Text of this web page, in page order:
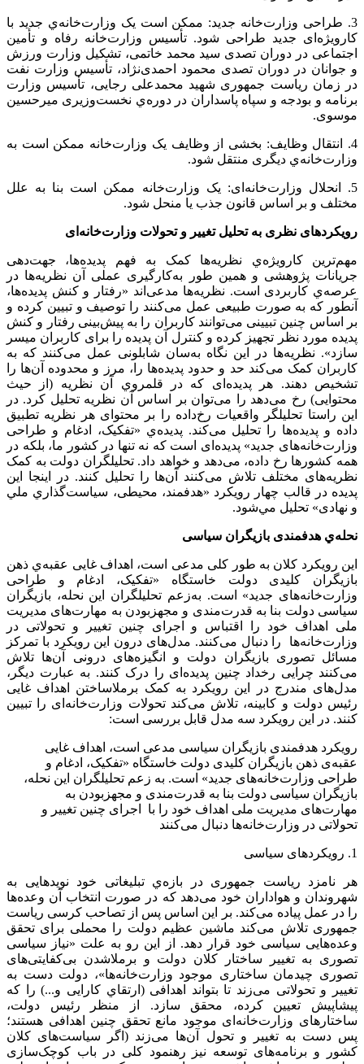
3. طراحی وزارت‌خانه جدید: ممکن است یک وزارت‌خانه‌ي جدید با
کارویژه‌ای جدید طراحی شود. تأسیس وزارت‌خانه رفاه و تأمین
اجتماعی در دوران تصدی سید محمد خاتمی، تشکیل وزارت ورزش
و جوانان در دوران تصدی محمود احمدی‌نژاد، تأسیس وزارت نفت
در زمان ریاست جمهوری شهید محمدعلی رجایی، تأسیس وزارت
برنامه و بودجه و سپاه پاسداران در دوره‌ي نخست‌وزیری میرحسین
موسوی.
4. انتقال وظایف: بخشی از وظایف یک وزارت‌خانه ممکن است به
وزارت‌خانه‌ي دیگری منتقل شود.
5. انحلال وزارت‌خانه‌ای: یک وزارت‌خانه ممکن است بنا به علل
مختلف و بر اساس قانون جذب یا منحل شود.
رویکردهای نظری به تحلیل تغییر و تحولات وزارت‌خانه‌ای
مهم‌ترین کارویژه‌ي نظریه‌ها کمک به فهم پدیده‌ها، جهت‌دهی
جریانات پژوهشی و همین طور به‌کارگیری عملی آن نظریه‌ها در
عرصه‌ي کاربردی است. نظریه‌ها مدعی‌اند «رفتار و کنش پدیده‌ها،
آنطور که به صورت طبیعی عمل می‌کنند را توصیف و تبیین کرده و
بر اساس چنین تبیینی می‌توانند کاربران را به پیش‌بینی رفتار و کنش
پدیده مورد نظر تجهیز کرده و کنترل آن پدیده را برای کاربران میسر
سازد». نظریه‌ها در این نگاه به‌سان شابلونی عمل می‌کنند که به
کاربران کمک می‌کند حد و حدود پدیده‌ها را، مرز و محدوده آن‌ها را
تشخیص دهند. هر پدیده‌ای که در قلمروي آن نظریه (از حیث
محتوایی) رخ می‌دهد را می‌توان بر اساس آن نظریه تحلیل کرد. در
این راستا تحلیلگر واقعیات رخ‌داده را بر محتوای هر نظریه تطبیق
داده و پدیده‌ها را تحلیل می‌کند. پدیده‌ي «تفکیک، ادغام و طراحی
وزارت‌خانه‌های جدید» پدیده‌ای است که نه تنها در کشور ما، بلکه در
همه کشورها رخ داده، می‌دهد و خواهد داد. تحلیلگران دولت به کمک
نظریه‌های مختلف تلاش می‌کنند آن‌ها را تحلیل کنند. در اينجا این
پدیده در قالب چهار رویکرد «هدفمند، محیطی، سياست‌گذاري ملي
و نهادی» تحلیل مي‌شود.
نحله‌ي هدفمندی بازیگران سیاسی
این رویکرد کلان به طور کلی مدعی است، اهداف غایی عقبه‌ي ذهن
بازیگران کلیدی دولت خاستگاه «تفکیک، ادغام و طراحی
وزارت‌خانه‌های جدید» است. به‌زعم تحلیلگران این نحله، بازیگران
سیاسی دولت بنا به قدرت‌مندی و مجهزبودن به مهارت‌های مدیریت
ملی اهداف خود را اقتباس و اجرای چنین تغییر و تحولاتی در
وزارت‌خانه‌ها را دنبال می‌کنند. مدل‌های درون این رویکرد با تمرکز
مسائل تصوری بازیگران دولت و انگیزه‌های درونی آن‌ها تلاش
می‌کنند چرایی رخداد چنین پدیده‌ای را درک کنند. به عبارت دیگر،
مدل‌های مندرج در این رویکرد به کمک برملاساختن اهداف غایی
رئیس دولت و کابینه، تلاش می‌کند تحولات وزارت‌خانه‌ای را تبیین
کنند. در این رویکرد سه مدل قابل بررسی است:
رویکرد هدفمندی بازیگران سیاسی مدعی است، اهداف غایی
عقبه‌ی ذهن بازیگران کلیدی دولت خاستگاه «تفکیک، ادغام و
طراحی وزارت‌خانه‌های جدید» است. به زعم تحلیلگران این نحله،
بازیگران سیاسی دولت بنا به قدرت‌مندی و مجهزبودن به
مهارت‌های مدیریت ملی اهداف خود را با اجرای چنین تغییر و
تحولاتی در وزارت‌خانه‌ها دنبال می‌کنند
1. رویکردهای سیاسی
هر نامزد ریاست جمهوری در بازه‌ي تبلیغاتی خود نویدهایی به
شهروندان و هواداران خود می‌دهد که در صورت انتخاب آن وعده‌ها
را در عمل پياده می‌کند. بر این اساس پس از تصاحب کرسی ریاست
جمهوری تلاش می‌کند ماشین عظیم دولت را محملی برای تحقق
وعده‌هایی سیاسی خود قرار دهد. از این رو به علت «نیاز سیاسی
تصوری به تغییر ساختار کلان دولت و برملاشدن بی‌کفایتی‌های
تصوری چیدمان ساختاری موجود وزارت‌خانه‌ها»، دولت دست به
تغییر و تحولاتی می‌زند تا بتواند اهدافی (ارتقاي کارایی و...) را که
پيشاپيش تعیین کرده، محقق سازد. از منظر رئیس دولت،
ساختارهای وزارت‌خانه‌ای موجود مانع تحقق چنین اهدافی هستند؛
پس دست به تغییر و تحول آن‌ها می‌زند (اگر سیاست‌های کلان
کشور و برنامه‌های توسعه نیز رهنمود کلی در باب کوچک‌سازی